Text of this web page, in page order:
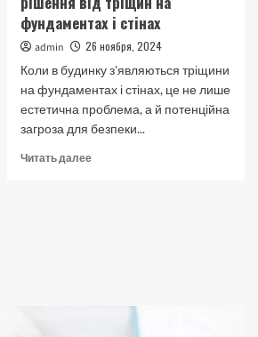
фундаментах і стінах
admin
26 ноября, 2024
Коли в будинку з'являються тріщини
на фундаментах і стінах, це не лише
естетична проблема, а й потенційна
загроза для безпеки...
Читать далееПрочитать